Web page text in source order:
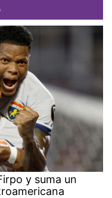
y suma un